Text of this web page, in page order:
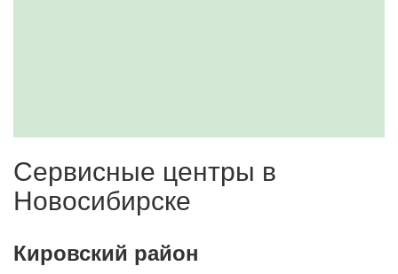
Сервисные центры в
Новосибирске
Кировский район